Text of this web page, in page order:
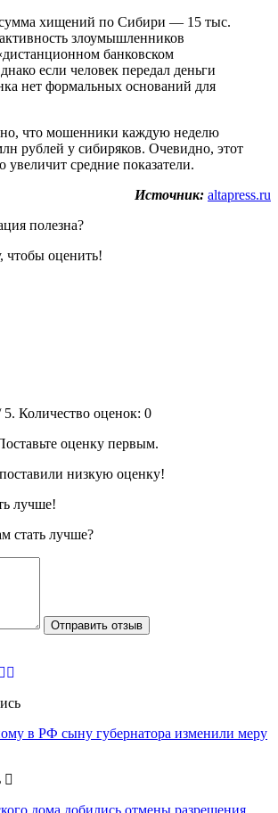
хищений по Сибири — 15 тыс.
злоумышленников
банковском
если человек передал деньги
нет формальных оснований для
что мошенники каждую неделю
рублей у сибиряков. Очевидно, этот
увеличит средние показатели.
Источник: altapress.ru
полезна?
чтобы оценить!
5. Количество оценок: 0
оценку первым.
низкую оценку!
лучше!
стать лучше?
Отправить отзыв
в РФ сыну губернатора изменили меру
дома добились отмены разрешения